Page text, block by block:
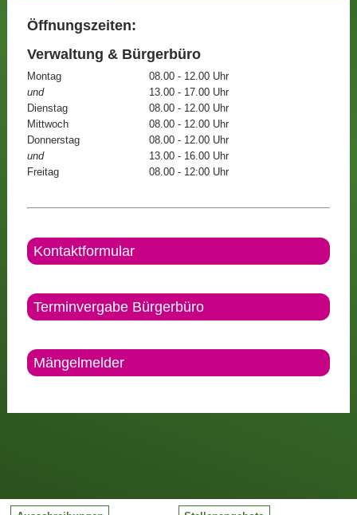
Öffnungszeiten:
Verwaltung & Bürgerbüro
Montag
08.00 - 12.00 Uhr
und
13.00 - 17.00 Uhr
Dienstag
08.00 - 12.00 Uhr
Mittwoch
08.00 - 12.00 Uhr
Donnerstag
08.00 - 12.00 Uhr
und
13.00 - 16.00 Uhr
Freitag
08.00 - 12:00 Uhr
Kontaktformular
Terminvergabe Bürgerbüro
Mängelmelder